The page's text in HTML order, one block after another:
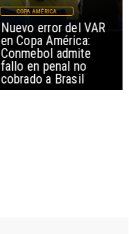
Nuevo error del VAR
en Copa América:
Conmebol admite
fallo en penal no
cobrado a Brasil
COPA AMÉRICA